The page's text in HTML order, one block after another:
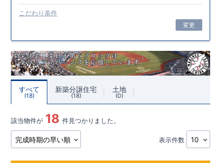
こだわり条件
変更
すべて
18
新築分譲住宅
18
土地
0
該当物件が 18 件見つかりました。
表示件数